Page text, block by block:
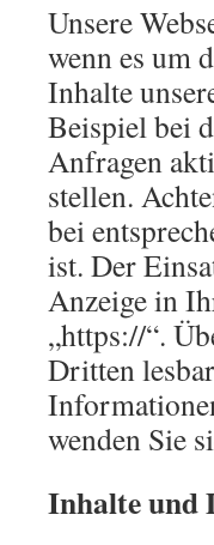
Unsere
wenn es um
Inhalte
Beispiel bei
Anfragen
stellen.
bei
ist. Der
Anzeige in
„https://“.
Dritten
wenden Sie
Inhalte und